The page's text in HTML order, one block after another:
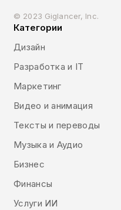
© 2023 Giglancer, Inc.
Категории
Дизайн
Разработка и IT
Маркетинг
Видео и анимация
Тексты и переводы
Музыка и Аудио
Бизнес
Финансы
Услуги ИИ